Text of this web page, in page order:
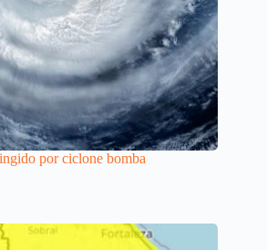
por ciclone bomba